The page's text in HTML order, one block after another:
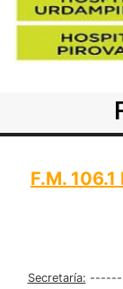
F.M.
Secretaría: